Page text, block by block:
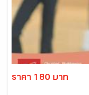
ราคา 180 บาท